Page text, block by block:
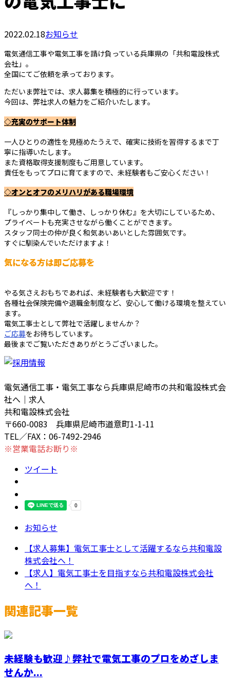
2022.02.18お知らせ
電気通信工事や電気工事を請け負っている兵庫県の「共和電設株式
会社」。
全国にてご依頼を承っております。
ただいま弊社では、求人募集を積極的に行っています。
今回は、弊社求人の魅力をご紹介いたします。
◇充実のサポート体制
一人ひとりの適性を見極めたうえで、確実に技術を習得するまで丁
寧に指導いたします。
また資格取得支援制度もご用意しています。
責任をもってプロに育てますので、未経験者もご安心ください！
◇オンとオフのメリハリがある職場環境
『しっかり集中して働き、しっかり休む』を大切にしているため、
プライベートも充実させながら働くことができます。
スタッフ同士の仲が良く和気あいあいとした雰囲気です。
すぐに馴染んでいただけますよ！
気になる方は即ご応募を
やる気さえおもちであれば、未経験者も大歓迎です！
各種社会保険完備や退職金制度など、安心して働ける環境を整えてい
ます。
電気工事士として弊社で活躍しませんか？
ご応募をお待ちしています。
最後までご覧いただきありがとうございました。
電気通信工事・電気工事なら兵庫県尼崎市の共和電設株式会
社へ｜求人
共和電設株式会社
〒660-0083 兵庫県尼崎市道意町1-1-11
TEL／FAX：06-7492-2946
※営業電話お断り※
ツイート
お知らせ
【求人募集】電気工事士として活躍するなら共和電設
株式会社へ！
【求人】電気工事士を目指すなら共和電設株式会社
へ！
関連記事一覧
未経験も歓迎♪弊社で電気工事のプロをめざしま
せんか...